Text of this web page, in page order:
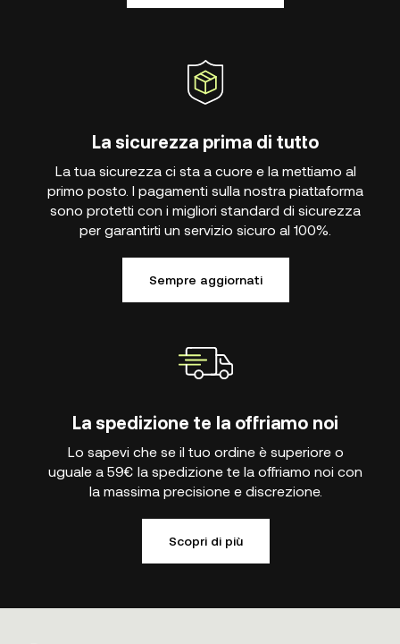
La sicurezza prima di tutto
La tua sicurezza ci sta a cuore e la mettiamo al
primo posto. I pagamenti sulla nostra piattaforma
sono protetti con i migliori standard di sicurezza
per garantirti un servizio sicuro al 100%.
Sempre aggiornati
La spedizione te la offriamo noi
Lo sapevi che se il tuo ordine è superiore o
uguale a 59€ la spedizione te la offriamo noi con
la massima precisione e discrezione.
Scopri di più